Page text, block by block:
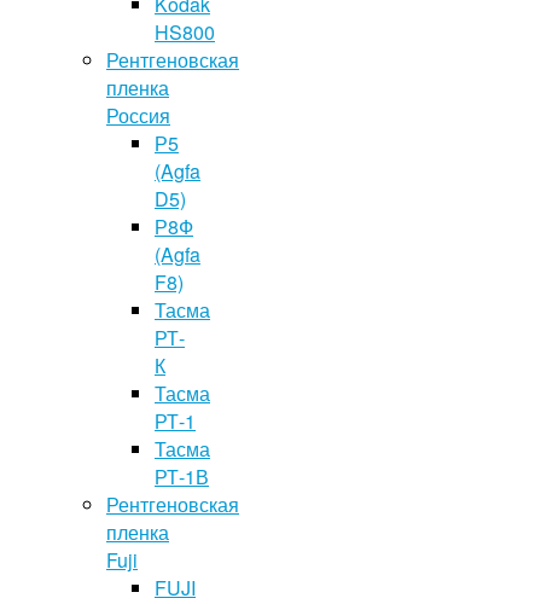
HS800
Рентгеновская
пленка
Россия
Р5
(Agfa
D5)
Р8Ф
(Agfa
F8)
Тасма
РТ-
К
Тасма
РТ-1
Тасма
РТ-1В
Рентгеновская
пленка
Fuji
FUJI